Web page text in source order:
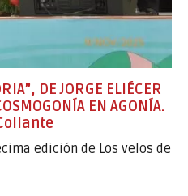
DE JORGE ELIÉCER
EN AGONÍA.
edición de Los velos de